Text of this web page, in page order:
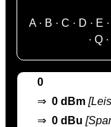
A· B · C · D · E ·
· Q·
0
⇒ 0 dBm
⇒ 0 dBu